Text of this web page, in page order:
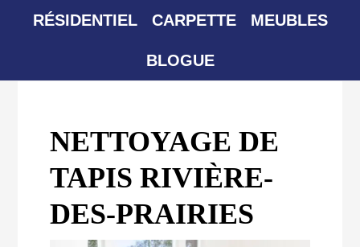
RÉSIDENTIEL CARPETTE MEUBLES
BLOGUE
NETTOYAGE DE
TAPIS RIVIÈRE-
DES-PRAIRIES